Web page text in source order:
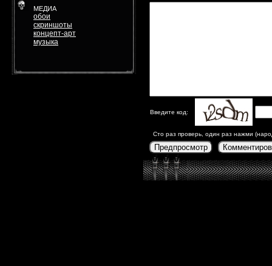
МЕДИА
обои
скриншоты
концепт-арт
музыка
Введите код:
Сто раз проверь, один раз нажми
Предпросмотр